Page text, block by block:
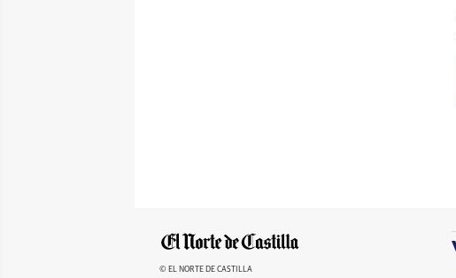
© EL NORTE DE CASTILLA